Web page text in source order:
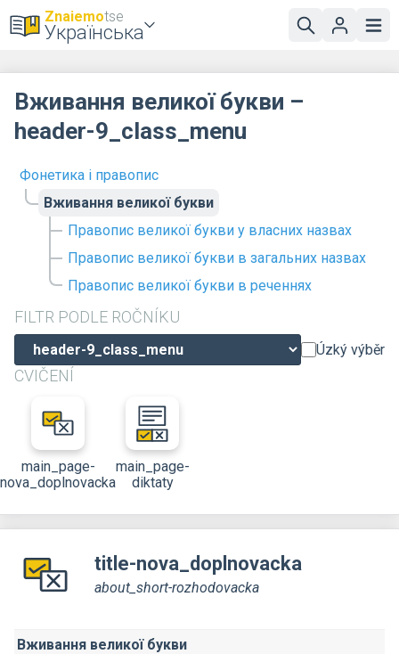
Znaiemotse
Українська
Фонетика і правопис
Вживання великої букви
Правопис великої букви у власних назвах
Правопис великої букви в загальних назвах
Правопис великої букви в реченнях
FILTR PODLE ROČNÍKU
Úzký výběr
CVIČENÍ
main_page-
nova_doplnovacka
main_page-
diktaty
Вживання великої букви –
header-9_class_menu
title-nova_doplnovacka
about_short-rozhodovacka
Вживання великої букви